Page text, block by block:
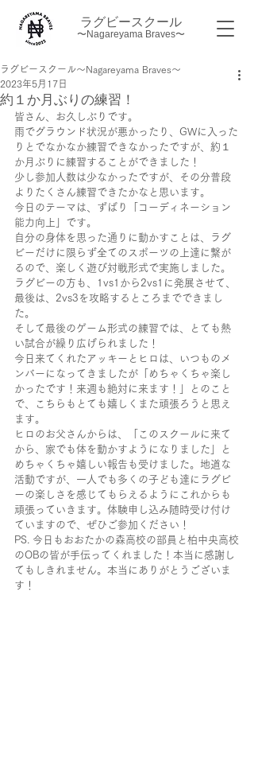
ラグビースクール
〜Nagareyama Braves〜
約１か月ぶりの練習！
ラグビースクール～Nagareyama Braves～
2023年5月17日
皆さん、お久しぶりです。
雨でグラウンド状況が悪かったり、GWに入った
りとでなかなか練習できなかったですが、約１
か月ぶりに練習することができました！
少し参加人数は少なかったですが、その分普段
よりたくさん練習できたかなと思います。
今日のテーマは、ずばり「コーディネーション
能力向上」です。
自分の身体を思った通りに動かすことは、ラグ
ビーだけに限らず全てのスポーツの上達に繋が
るので、楽しく遊び対戦形式で実施しました。
ラグビーの方も、1vs1から2vs1に発展させて、
最後は、2vs3を攻略するところまでできまし
た。
そして最後のゲーム形式の練習では、とても熱
い試合が繰り広げられました！
今日来てくれたアッキーとヒロは、いつものメ
ンバーになってきましたが「めちゃくちゃ楽し
かったです！来週も絶対に来ます！」とのこと
で、こちらもとても嬉しくまた頑張ろうと思え
ます。
ヒロのお父さんからは、「このスクールに来て
から、家でも体を動かすようになりました」と
めちゃくちゃ嬉しい報告も受けました。地道な
活動ですが、一人でも多くの子ども達にラグビ
ーの楽しさを感じてもらえるようにこれからも
頑張っていきます。体験申し込み随時受け付け
ていますので、ぜひご参加ください！
PS. 今日もおおたかの森高校の部員と柏中央高校
のOBの皆が手伝ってくれました！本当に感謝し
てもしきれません。本当にありがとうございま
す！